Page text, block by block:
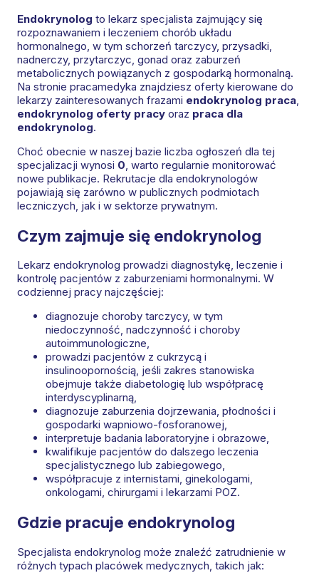
Endokrynolog to lekarz specjalista zajmujący się
rozpoznawaniem i leczeniem chorób układu
hormonalnego, w tym schorzeń tarczycy, przysadki,
nadnerczy, przytarczyc, gonad oraz zaburzeń
metabolicznych powiązanych z gospodarką hormonalną.
Na stronie pracamedyka znajdziesz oferty kierowane do
lekarzy zainteresowanych frazami endokrynolog praca,
endokrynolog oferty pracy oraz praca dla
endokrynolog.
Choć obecnie w naszej bazie liczba ogłoszeń dla tej
specjalizacji wynosi 0, warto regularnie monitorować
nowe publikacje. Rekrutacje dla endokrynologów
pojawiają się zarówno w publicznych podmiotach
leczniczych, jak i w sektorze prywatnym.
Czym zajmuje się endokrynolog
Lekarz endokrynolog prowadzi diagnostykę, leczenie i
kontrolę pacjentów z zaburzeniami hormonalnymi. W
codziennej pracy najczęściej:
diagnozuje choroby tarczycy, w tym
niedoczynność, nadczynność i choroby
autoimmunologiczne,
prowadzi pacjentów z cukrzycą i
insulinoopornością, jeśli zakres stanowiska
obejmuje także diabetologię lub współpracę
interdyscyplinarną,
diagnozuje zaburzenia dojrzewania, płodności i
gospodarki wapniowo-fosforanowej,
interpretuje badania laboratoryjne i obrazowe,
kwalifikuje pacjentów do dalszego leczenia
specjalistycznego lub zabiegowego,
współpracuje z internistami, ginekologami,
onkologami, chirurgami i lekarzami POZ.
Gdzie pracuje endokrynolog
Specjalista endokrynolog może znaleźć zatrudnienie w
różnych typach placówek medycznych, takich jak: